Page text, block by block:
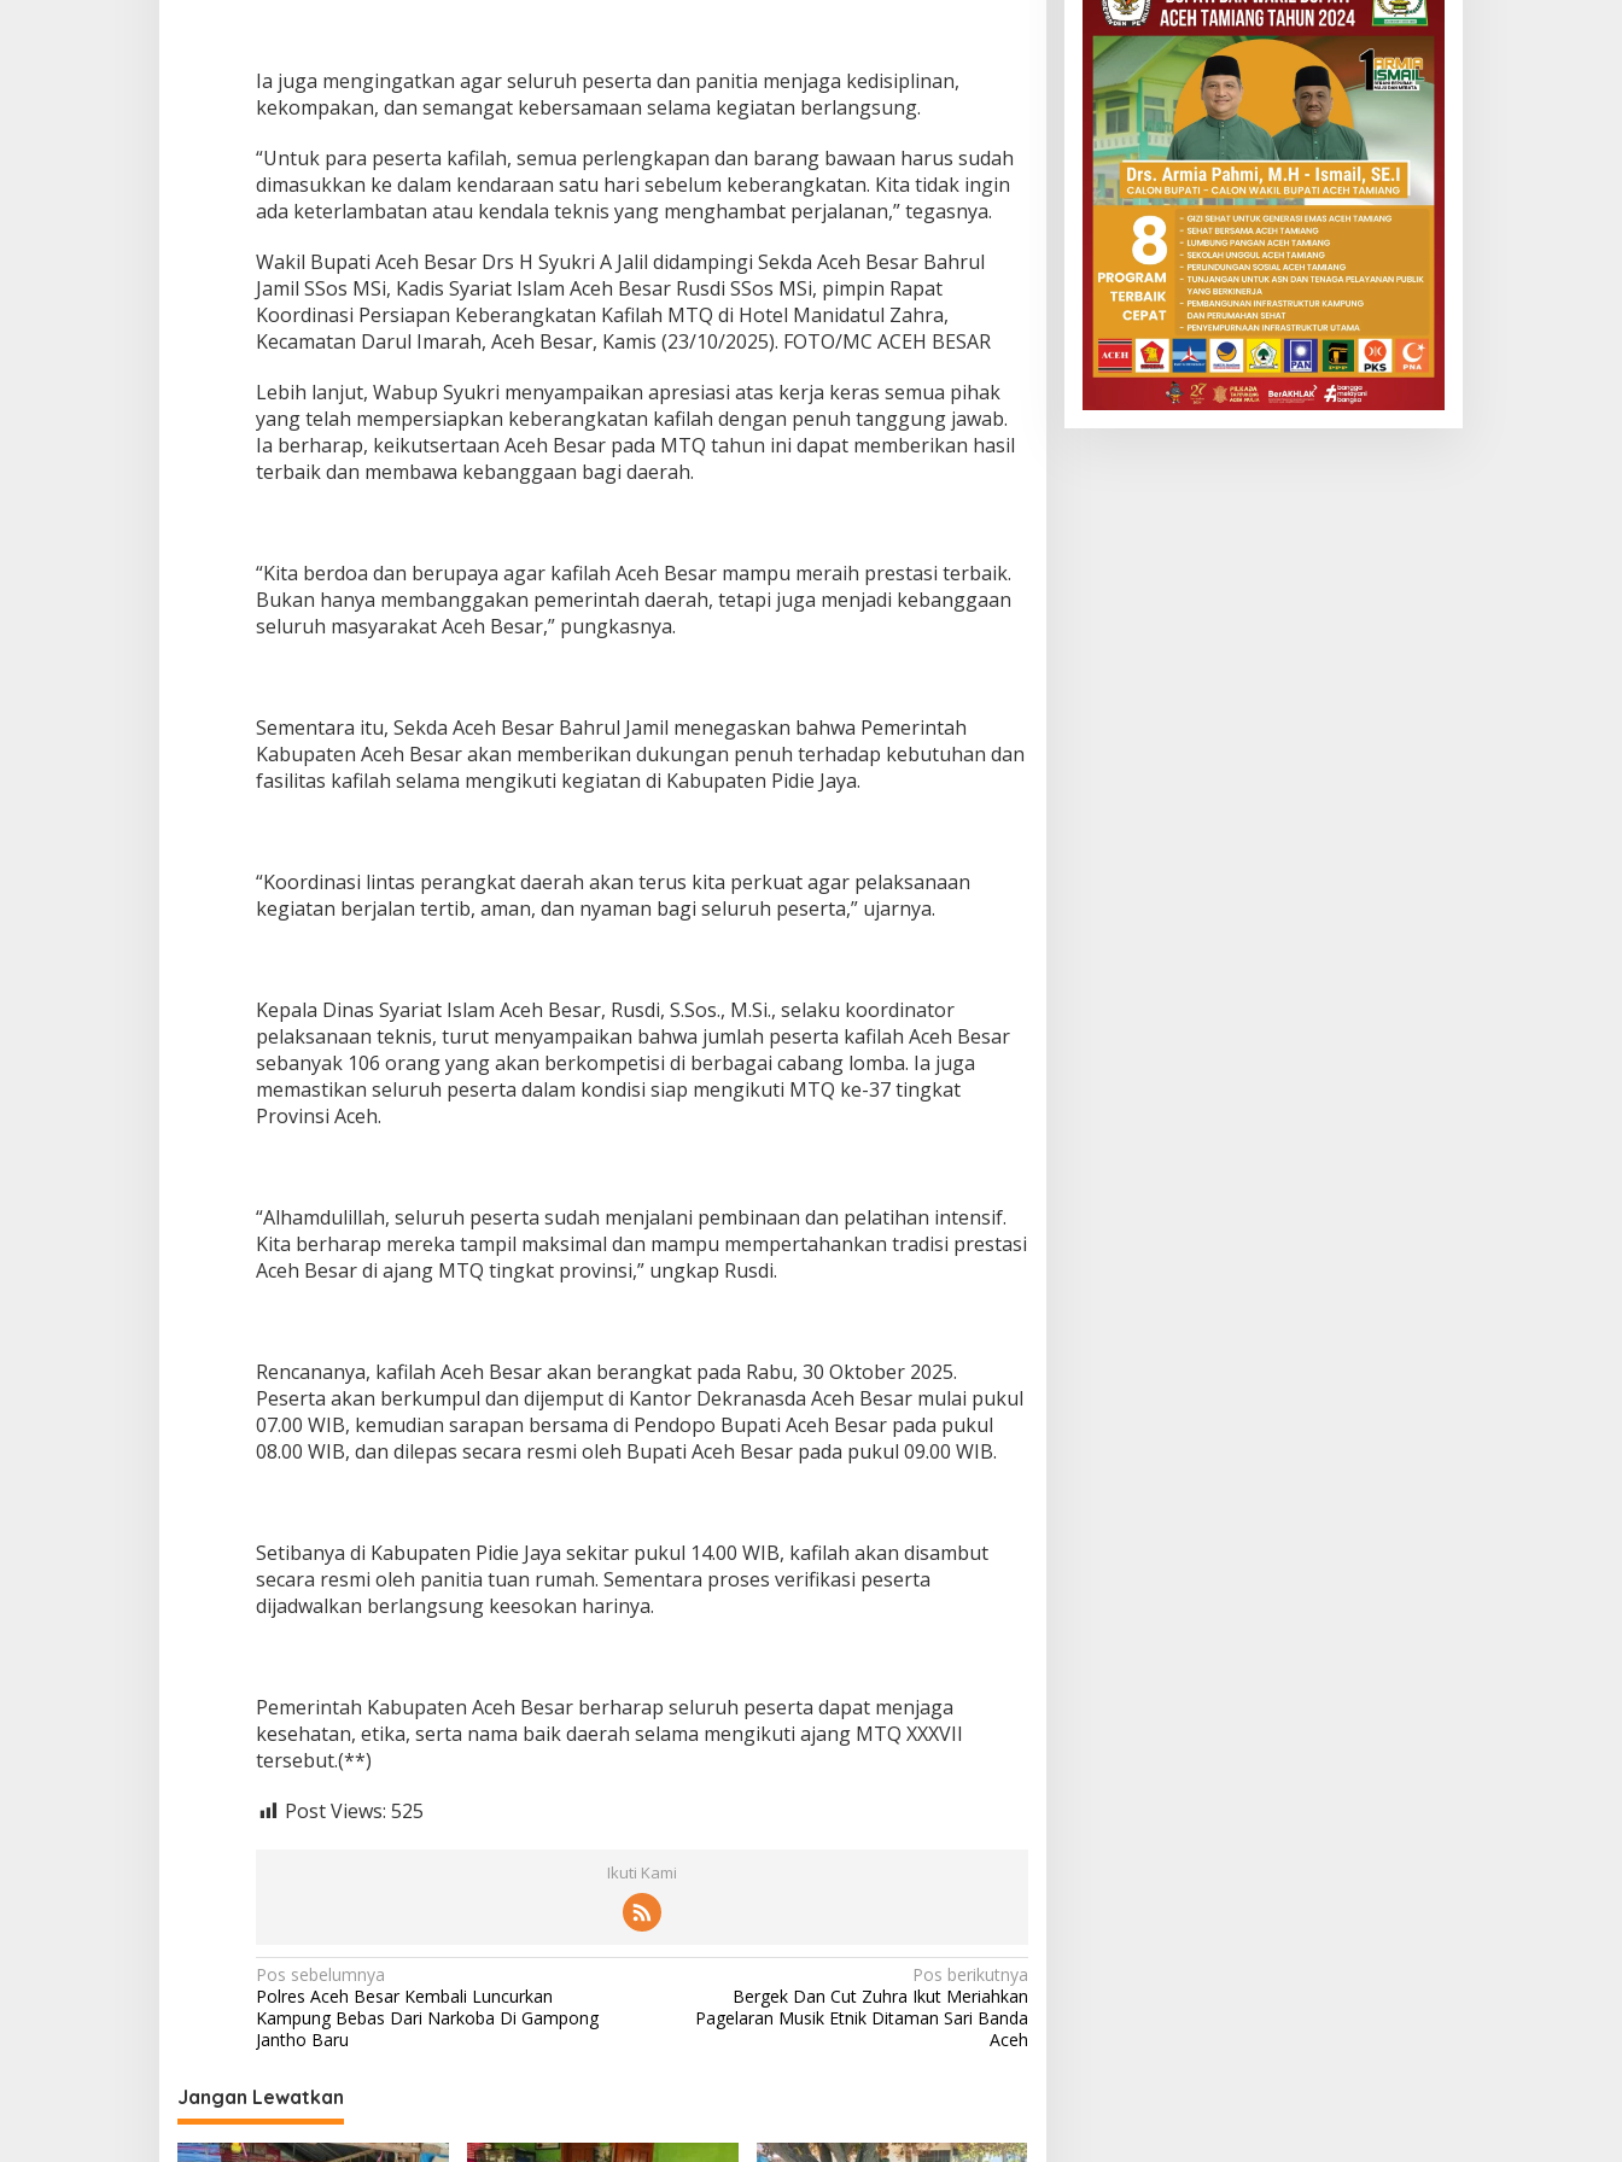
Ia juga mengingatkan agar seluruh peserta dan panitia menjaga kedisiplinan,
kekompakan, dan semangat kebersamaan selama kegiatan berlangsung.
“Untuk para peserta kafilah, semua perlengkapan dan barang bawaan harus sudah
dimasukkan ke dalam kendaraan satu hari sebelum keberangkatan. Kita tidak ingin
ada keterlambatan atau kendala teknis yang menghambat perjalanan,” tegasnya.
Wakil Bupati Aceh Besar Drs H Syukri A Jalil didampingi Sekda Aceh Besar Bahrul
Jamil SSos MSi, Kadis Syariat Islam Aceh Besar Rusdi SSos MSi, pimpin Rapat
Koordinasi Persiapan Keberangkatan Kafilah MTQ di Hotel Manidatul Zahra,
Kecamatan Darul Imarah, Aceh Besar, Kamis (23/10/2025). FOTO/MC ACEH BESAR
Lebih lanjut, Wabup Syukri menyampaikan apresiasi atas kerja keras semua pihak
yang telah mempersiapkan keberangkatan kafilah dengan penuh tanggung jawab.
Ia berharap, keikutsertaan Aceh Besar pada MTQ tahun ini dapat memberikan hasil
terbaik dan membawa kebanggaan bagi daerah.
“Kita berdoa dan berupaya agar kafilah Aceh Besar mampu meraih prestasi terbaik.
Bukan hanya membanggakan pemerintah daerah, tetapi juga menjadi kebanggaan
seluruh masyarakat Aceh Besar,” pungkasnya.
Sementara itu, Sekda Aceh Besar Bahrul Jamil menegaskan bahwa Pemerintah
Kabupaten Aceh Besar akan memberikan dukungan penuh terhadap kebutuhan dan
fasilitas kafilah selama mengikuti kegiatan di Kabupaten Pidie Jaya.
“Koordinasi lintas perangkat daerah akan terus kita perkuat agar pelaksanaan
kegiatan berjalan tertib, aman, dan nyaman bagi seluruh peserta,” ujarnya.
Kepala Dinas Syariat Islam Aceh Besar, Rusdi, S.Sos., M.Si., selaku koordinator
pelaksanaan teknis, turut menyampaikan bahwa jumlah peserta kafilah Aceh Besar
sebanyak 106 orang yang akan berkompetisi di berbagai cabang lomba. Ia juga
memastikan seluruh peserta dalam kondisi siap mengikuti MTQ ke-37 tingkat
Provinsi Aceh.
“Alhamdulillah, seluruh peserta sudah menjalani pembinaan dan pelatihan intensif.
Kita berharap mereka tampil maksimal dan mampu mempertahankan tradisi prestasi
Aceh Besar di ajang MTQ tingkat provinsi,” ungkap Rusdi.
Rencananya, kafilah Aceh Besar akan berangkat pada Rabu, 30 Oktober 2025.
Peserta akan berkumpul dan dijemput di Kantor Dekranasda Aceh Besar mulai pukul
07.00 WIB, kemudian sarapan bersama di Pendopo Bupati Aceh Besar pada pukul
08.00 WIB, dan dilepas secara resmi oleh Bupati Aceh Besar pada pukul 09.00 WIB.
Setibanya di Kabupaten Pidie Jaya sekitar pukul 14.00 WIB, kafilah akan disambut
secara resmi oleh panitia tuan rumah. Sementara proses verifikasi peserta
dijadwalkan berlangsung keesokan harinya.
Pemerintah Kabupaten Aceh Besar berharap seluruh peserta dapat menjaga
kesehatan, etika, serta nama baik daerah selama mengikuti ajang MTQ XXXVII
tersebut.(**)
Post Views: 525
Ikuti Kami
N
a
v
i
g
a
Pos sebelumnya
Polres Aceh Besar Kembali Luncurkan
Kampung Bebas Dari Narkoba Di Gampong
Jantho Baru
Pos berikutnya
Bergek Dan Cut Zuhra Ikut Meriahkan
Pagelaran Musik Etnik Ditaman Sari Banda
Aceh
Jangan Lewatkan